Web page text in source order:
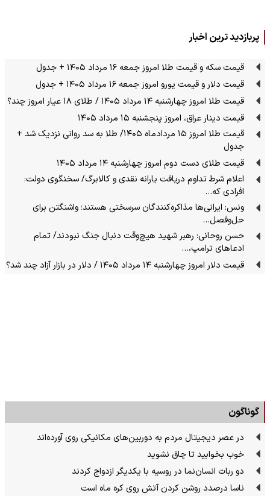
پربازدید ترین اخبار
قیمت سکه و قیمت طلا امروز جمعه ۱۶ مرداد ۱۴۰۵ + جدول
قیمت دلار و قیمت یورو امروز جمعه ۱۶ مرداد ۱۴۰۵ + جدول
قیمت طلا امروز چهارشنبه ۱۴ مرداد ۱۴۰۵ / طلای ۱۸ عیار امروز چند؟
قیمت دینار عراق، امروز پنجشنبه ۱۵ مرداد ۱۴۰۵
قیمت طلا امروز ۱۵ مردادماه ۱۴۰۵/ طلا به سد روانی نزدیک شد +
جدول
قیمت طلای دست دوم امروز چهارشنبه ۱۴ مرداد ۱۴۰۵
اعلام شرط تداوم دریافت یارانه نقدی و کالابرگ/ سخنگوی دولت:
افرادی که…
ونس: ایرانی‌ها مذاکره‌کنندگان سرسختی هستند؛ واشنگتن برای
حل‌وفصل…
حسن روحانی: رهبر شهید هیچ‌وقت دنبال جنگ نبودند/ تمام
ادعاهای ترامپ،…
قیمت دلار امروز چهارشنبه ۱۴ مرداد ۱۴۰۵ / دلار در بازار آزاد چند شد؟
گوناگون
در عصر دیجیتال مردم به دوربین‌های مکانیکی روی آورده‌اند
خوب بخوابید تا چاق نشوید
دو ربات انسان‌نما در روسیه با یکدیگر ازدواج کردند
ناسا درصدد روشن کردن آتش روی کره ماه است